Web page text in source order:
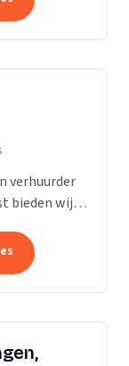
verhuurder
bieden wij